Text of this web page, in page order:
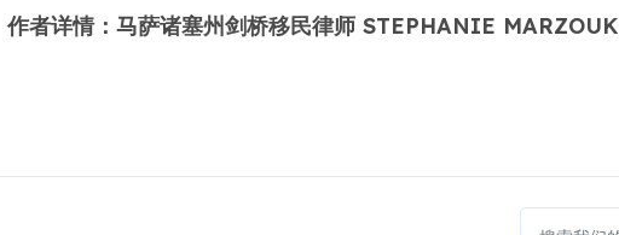
作者详情：马萨诸塞州剑桥移民律师 STEPHANIE MARZOUK